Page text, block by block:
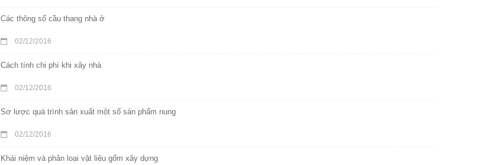
Các thông số cầu thang nhà ở
02/12/2016
Cách tính chi phí khi xây nhà
02/12/2016
Sơ lược quá trình sản xuất một số sản phẩm nung
02/12/2016
Khái niệm và phân loại vật liệu gốm xây dựng